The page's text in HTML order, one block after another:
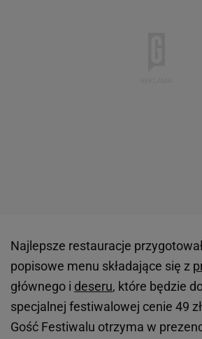
Najlepsze restauracje
popisowe menu składające się z
głównego i deseru, które będzie
specjalnej festiwalowej cenie 49
Gość Festiwalu otrzyma w